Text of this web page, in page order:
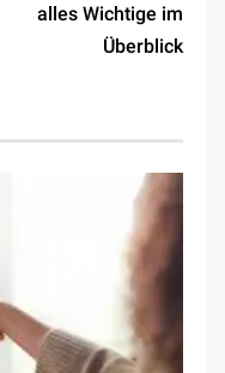
alles Wichtige im
Überblick